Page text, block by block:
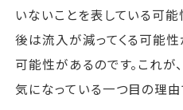
いないことを表している可能
後は流入が減ってくる可能
可能性があるのです。これが
気になっている一つ目の理由